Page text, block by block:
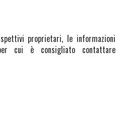
proprietari, le informazioni
cui è consigliato contattare